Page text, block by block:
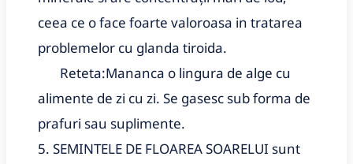
ceea ce o face foarte valoroasa in tratarea
problemelor cu glanda tiroida.
Reteta:Mananca o lingura de alge cu
alimente de zi cu zi. Se gasesc sub forma de
prafuri sau suplimente.
5. SEMINTELE DE FLOAREA SOARELUI sunt